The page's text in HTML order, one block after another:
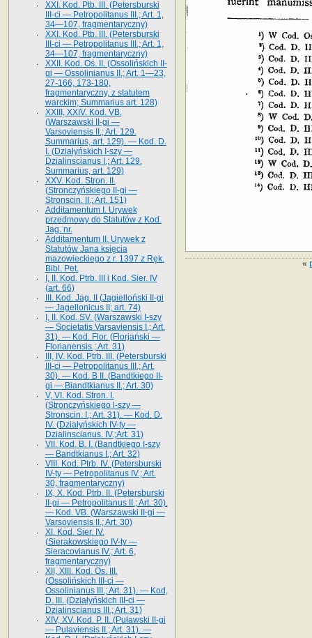
«
XXI. Kod. Ptb. III. (Petersburski
III-ci — Petropolitanus III.; Art. 1,
34—107, fragmentaryczny)
XXI. Kod. Ptb. III. (Petersburski
III-ci — Petropolitanus III.; Art. 1,
34—107, fragmentaryczny)
XXII. Kod. Os. II. (Ossolińskich II-
gi — Ossolinianus II.; Art. 1—23,
27-166, 173-180,
fragmentaryczny, z statutem
warckim; Summarius art. 128)
XXIII, XXIV. Kod. VB.
(Warszawski II-gi —
Varsoviensis II.; Art. 129.
Summarius, art. 129). — Kod. D.
I. (Działyńskich I-szy —
Dzialinscianus I.; Art. 129.
Summarius, art. 129)
XXV. Kod. Stron. II.
(Stronczyńskiego II-gi —
Stronscin. II.; Art. 151)
Additamentum I. Urywek
przedmowy do Statutów z Kod.
Jag. nr.
Additamentum II. Urywek z
Statutów Jana księcia
mazowieckiego z r. 1397 z Ręk.
Bibl. Pet.
I, II. Kod. Ptrb. III i Kod. Sier. IV
(art. 66)
III. Kod. Jag. II (Jagielloński II-gi
— Jagellonicus II; art. 74)
I, II. Kod. SV. (Warszawski I-szy
— Societatis Varsaviensis I.; Art.
31). — Kod. Flor. (Florjański —
Florianensis.; Art. 31)
III, IV. Kod. Ptrb. III. (Petersburski
III-ci — Petropolitanus III.; Art.
30). — Kod. B II. (Bandtkiego II-
gi — Biandtkianus II.; Art. 30)
V, VI. Kod. Stron. I.
(Stronczyńskiego l-szy —
Stronscin. I.; Art. 31). — Kod. D.
IV. (Działyńskich IV-ty —
Dzialinscianus. IV.;Art. 31)
VII. Kod. B. I. (Bandtkiego I-szy
— Bandtkianus I.; Art. 32)
VIII. Kod. Ptrb. IV. (Petersburski
IV-ty — Petropolitanus IV.; Art.
30, fragmentaryczny)
IX, X. Kod. Ptrb. II. (Petersburski
II-gi — Petropolitanus II.; Art. 30).
— Kod. VB. (Warszawski II-gi —
Varsoviensis II.; Art. 30)
XI. Kod. Sier. IV.
(Sierakowskiego IV-ty —
Sieracovianus IV.; Art. 6,
fragmentaryczny)
XII, XIII. Kod. Os. III.
(Ossolińskich III-ci —
Ossolinianus III.; Art. 31). — Kod,
D. III. (Działyńskich III-ci —
Dzialinscianus III.; Art. 31)
XIV, XV. Kod. P. II. (Puławski II-gi
— Pulaviensis II.; Art. 31). —